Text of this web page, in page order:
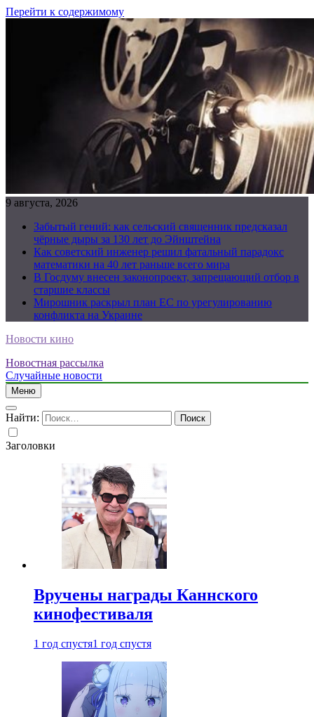
Перейти к содержимому
9 августа, 2026
Забытый гений: как сельский священник предсказал
чёрные дыры за 130 лет до Эйнштейна
Как советский инженер решил фатальный парадокс
математики на 40 лет раньше всего мира
В Госдуму внесен законопроект, запрещающий отбор в
старшие классы
Мирошник раскрыл план ЕС по урегулированию
конфликта на Украине
Новости кино
Новостная рассылка
Случайные новости
Меню
Найти:
Заголовки
Вручены награды Каннского
кинофестиваля
1 год спустя1 год спустя